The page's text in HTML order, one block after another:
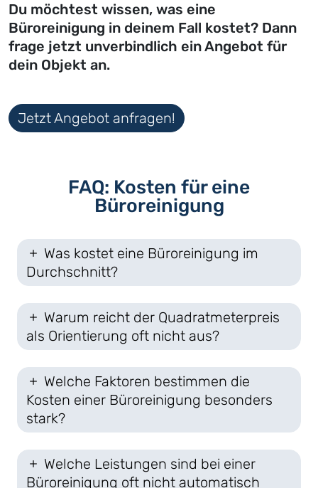
Du möchtest wissen, was eine
Büroreinigung in deinem Fall kostet? Dann
frage jetzt unverbindlich ein Angebot für
dein Objekt an.
Jetzt Angebot anfragen!
FAQ: Kosten für eine
Büroreinigung
Was kostet eine Büroreinigung im
Durchschnitt?
Warum reicht der Quadratmeterpreis
als Orientierung oft nicht aus?
Welche Faktoren bestimmen die
Kosten einer Büroreinigung besonders
stark?
Welche Leistungen sind bei einer
Büroreinigung oft nicht automatisch